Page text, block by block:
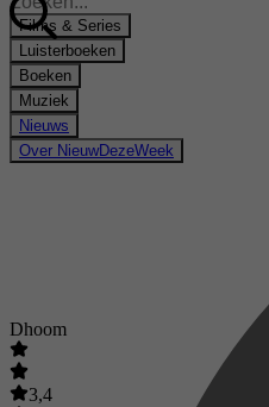
Films & Series
Luisterboeken
Boeken
Muziek
Nieuws
Over NieuwDezeWeek
Dhoom
3,4